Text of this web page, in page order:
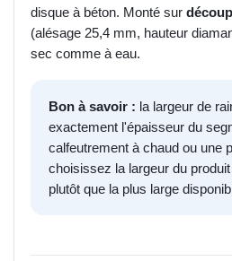
disque à béton. Monté sur
(alésage 25,4 mm, hauteur
sec comme à eau.
Bon à savoir : la largeur de
exactement l'épaisseur du
calfeutrement à chaud ou une
choisissez la largeur du
plutôt que la plus large